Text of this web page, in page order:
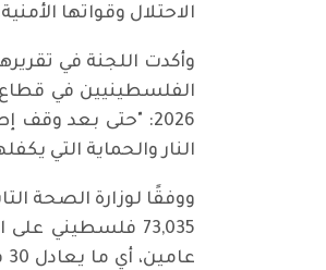
الاحتلال وقواتها
وأكدت اللجنة في
النار والحماية التي
ووفقًا لوزارة الصحة